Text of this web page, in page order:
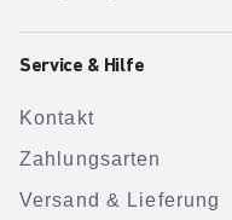
Service & Hilfe
Kontakt
Zahlungsarten
Versand & Lieferung